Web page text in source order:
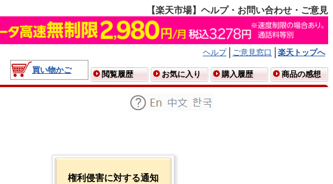
【楽天市場】ヘルプ・お問い合わせ・ご意見
ヘルプ ご意見窓口
楽天トップへ
買い物かご
閲覧履歴 お気に入り 購入履歴 商品の感想
権利侵害に対する通知